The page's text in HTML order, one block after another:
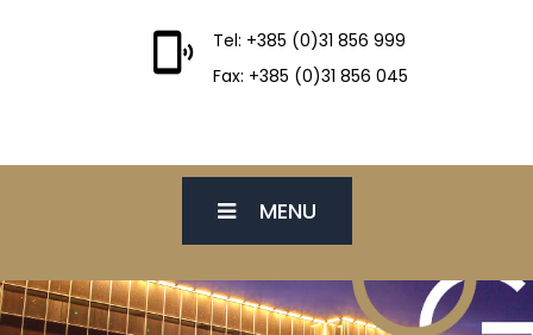
Tel: +385 (0)31 856 999
Fax: +385 (0)31 856 045
MENU